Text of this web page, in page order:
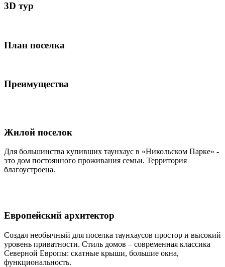
3D тур
План поселка
Преимущества
Жилой поселок
Для большинства купивших таунхаус в «Никольском Парке» -
это дом постоянного проживания семьи. Территория
благоустроена.
Европейский архитектор
Создал необычный для поселка таунхаусов простор и высокий
уровень приватности. Стиль домов – современная классика
Северной Европы: скатные крыши, большие окна,
функциональность.